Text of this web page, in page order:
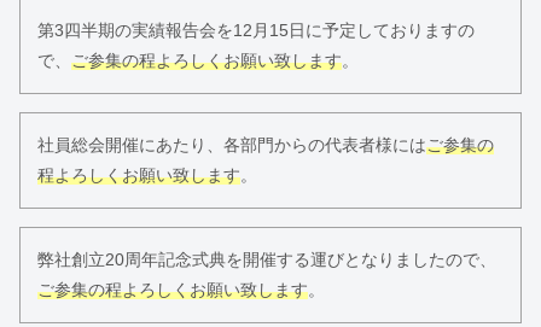
第3四半期の実績報告会を12月15日に予定しておりますの
で、 ご参集の程よろしくお願い致します。
社員総会開催にあたり、各部門からの代表者様にはご参集の
程よろしくお願い致します。
弊社創立20周年記念式典を開催する運びとなりましたので、
ご参集の程よろしくお願い致します。